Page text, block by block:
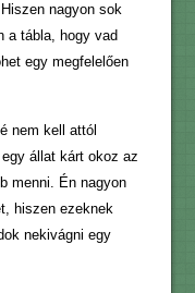
nagyon sok
a tábla, hogy vad
egy megfelelően
nem kell attól
állat kárt okoz az
menni. Én nagyon
hiszen ezeknek
nekivágni egy